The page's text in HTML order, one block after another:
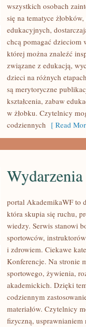
NOWINKI
EDUKACYJNE
wszystkich osobach
się na tematyce
edukacyjnych,
chcą pomagać dzieciom
której można znaleźć
związane z edukacją,
dzieci na różnych
są merytoryczne
kształcenia, zabaw
w żłobku. Czytelnicy
codziennych [ Read
WYDARZENIA
KONFERENCJE
portal AkademikaWF to
która skupia się ruchu,
wiedzy. Serwis stanowi
sportowców,
i zdrowiem. Ciekawe
Konferencje. Na stronie
sportowego, żywienia,
akademickich. Dzięki
codziennym
materiałów. Czytelnicy
fizyczną,